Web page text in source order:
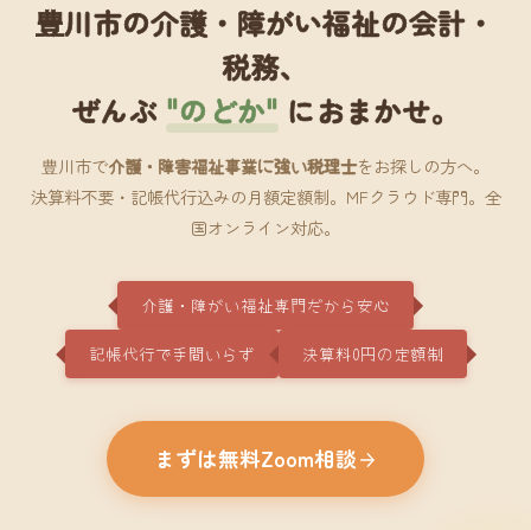
豊川市の介護・障がい福祉の会計・
税務、
ぜんぶ "のどか" におまかせ。
豊川市で介護・障害福祉事業に強い税理士をお探しの方へ。
決算料不要・記帳代行込みの月額定額制。MFクラウド専門。全
国オンライン対応。
介護・障がい福祉専門だから安心
記帳代行で手間いらず 決算料0円の定額制
まずは無料Zoom相談